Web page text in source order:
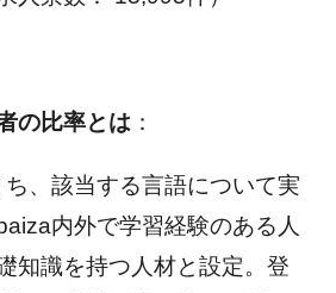
の比率とは：
、該当する言語について実
内外で学習経験のある人
知識を持つ人材と設定。登